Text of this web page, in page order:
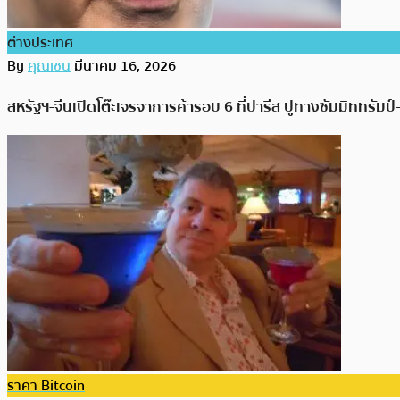
ต่างประเทศ
Byคุณเชนมีนาคม 16, 2026
สหรัฐฯ-จีนเปิดโต๊ะเจรจาการค้ารอบ 6 ที่ปารีส ปูทางซัมมิททรัม
ราคา Bitcoin